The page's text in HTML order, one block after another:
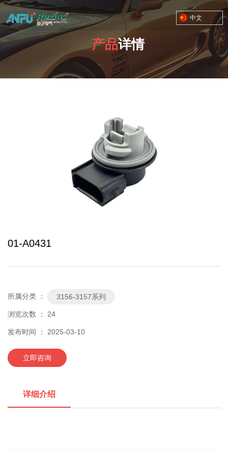
中文
产品详情
TOYOTA MOTOR CORPORATION
01-A0431
所属分类 ： 3156-3157系列
浏览次数 ： 24
发布时间 ： 2025-03-10
立即咨询
详细介绍